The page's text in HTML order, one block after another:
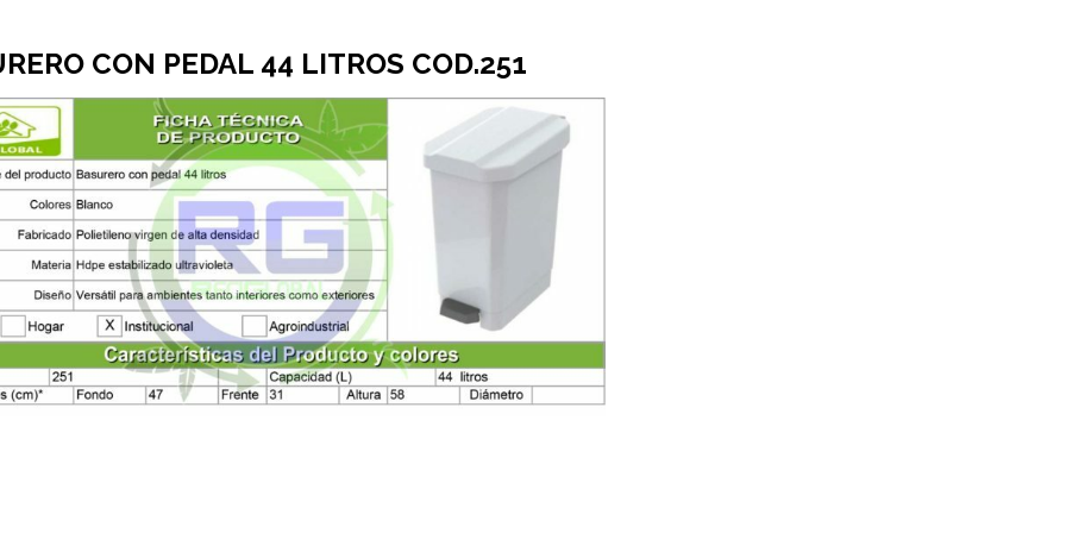
CON PEDAL 44 LITROS COD.251